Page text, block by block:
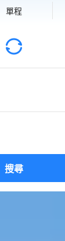
單程
搜尋